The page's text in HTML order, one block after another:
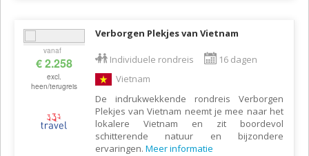
vanaf
€ 2.258
excl.
heen/terugreis
Verborgen Plekjes van Vietnam
Individuele rondreis
16 dagen
Vietnam
De indrukwekkende rondreis Verborgen
Plekjes van Vietnam neemt je mee naar het
lokalere Vietnam en zit boordevol
schitterende natuur en bijzondere
ervaringen. Meer informatie